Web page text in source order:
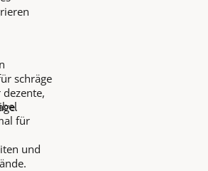
schräge
für
und